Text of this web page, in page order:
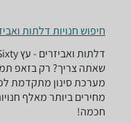
חיפוש חנויות דלתות
שאתה צריך? רק בזאפ
מערכת סינון מתקדמת
מחירים ביותר מאלף
חכמה!